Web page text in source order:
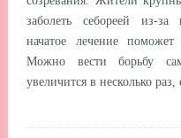
заболеть себореей из-
начатое лечение поможет
Можно вести борьбу
увеличится в несколько раз,